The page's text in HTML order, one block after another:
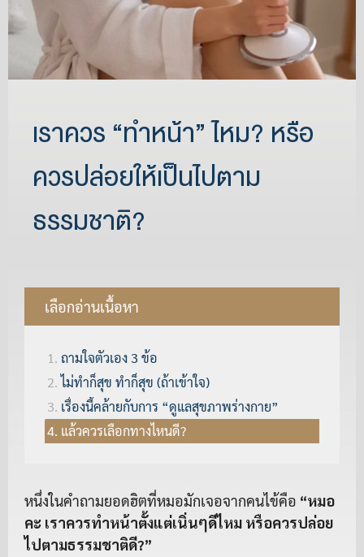
เราควร “ทำหน้า” ไหม? หรือ
ควรปล่อยให้เป็นไปตาม
ธรรมชาติ?
เลือกอ่านเนื้อหา
ถามใจตัวเอง 3 ข้อ
ไม่ทำก็สุข ทำก็สุข (ถ้าเข้าใจ)
เรื่องนี้คล้ายกับการ “ดูแลสุขภาพร่างกาย”
แล้วควรเลือกทางไหนดี?
หนึ่งในคำถามยอดฮิตที่หมอมักเจอจากคนไข้คือ “หมอ
คะ เราควรทำหน้าตั้งแต่เนิ่นๆดีไหม หรือควรปล่อย
ไปตามธรรมชาติดี?”